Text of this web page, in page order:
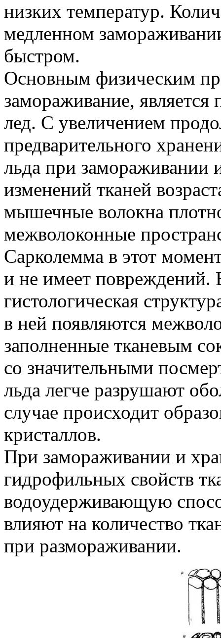
низких температур.
медленном
быстром.
Основным физическим
замораживание, является
лед. С увеличением
предварительного
льда при замораживании
изменений тканей
мышечные волокна
межволоконные
Сарколемма в этот
и не имеет
гистологическая
в ней появляются
заполненные тканевым
со значительными
льда легче разрушают
случае происходит
кристаллов.
При замораживании и
гидрофильных свойств
водоудерживающую
влияют на количество
при размораживании.